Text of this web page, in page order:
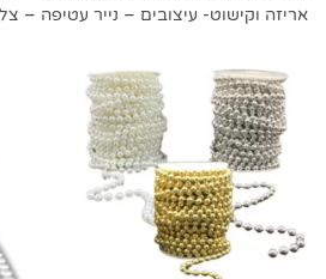
אריזה וקישוט- עיצובים – נייר עטיפה –